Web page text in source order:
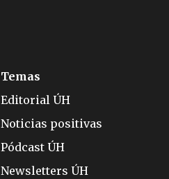
Temas
Editorial ÚH
Noticias positivas
Pódcast ÚH
Newsletters ÚH